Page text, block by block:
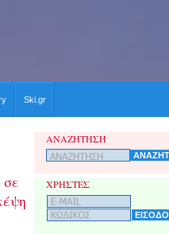
Ski.gr
ΑΝΑΖΗΤΗΣΗ
ΧΡΗΣΤΕΣ